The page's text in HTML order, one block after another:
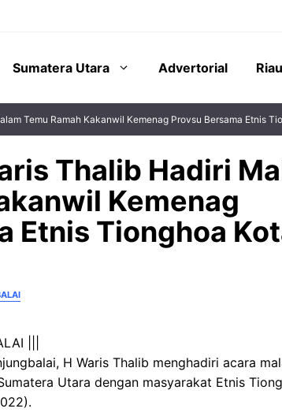
Sumatera Utara Advertorial Riau
Temu Ramah Kakanwil Kemenag Provsu Bersama Etnis
Thalib Hadiri
Kemenag
Etnis Tionghoa
|||
H Waris Thalib menghadiri acara
Utara dengan masyarakat Etnis